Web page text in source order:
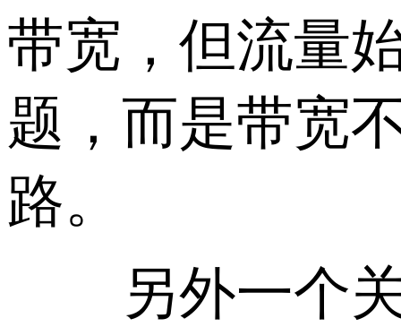
带宽，但流量
题，而是带宽
路。
另外一个关